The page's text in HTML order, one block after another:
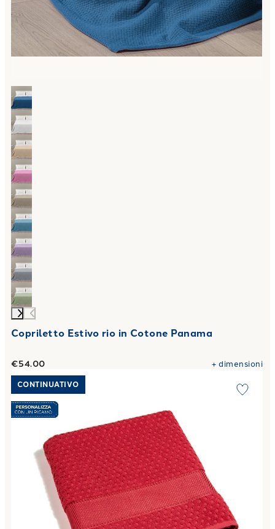
Copriletto Estivo rio in Cotone Panama
€54.00 +dimensioni
Link to "Telo Bagno Sirena in Cotone 450 gr/mq
CONTINUATIVO